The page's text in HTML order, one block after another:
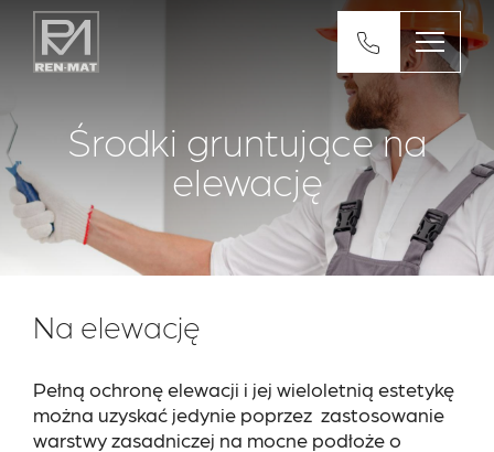
Środki gruntujące na
elewację
Na elewację
Pełną ochronę elewacji i jej wieloletnią estetykę
można uzyskać jedynie poprzez zastosowanie
warstwy zasadniczej na mocne podłoże o